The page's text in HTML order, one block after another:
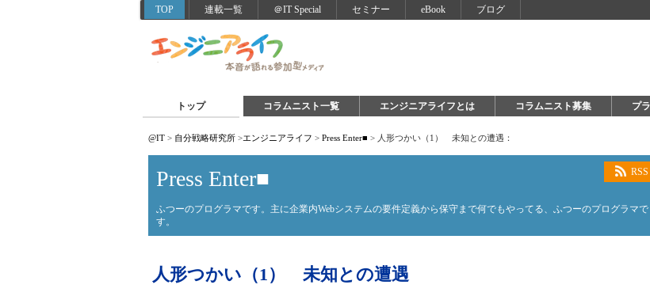
TOP 連載一覧 ＠IT Special セミナー eBook ブログ
トップ コラムニスト一覧 エンジニアライフとは コラムニスト募集 プ
@IT > 自分戦略研究所 >エンジニアライフ > Press Enter■ > 人形つかい（1） 未知との遭遇：
RSS
Press Enter■
ふつーのプログラマです。主に企業内Webシステムの要件定義から保守まで何でもやってる、ふつーのプログラマで
す。
人形つかい（1） 未知との遭遇